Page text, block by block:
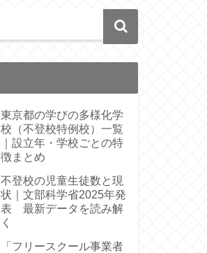
東京都の学びの多様化学
校（不登校特例校）一覧
｜設立年・学校ごとの特
徴まとめ
不登校の児童生徒数と現
状｜文部科学省2025年発
表 最新データを読み解
く
「フリースクール事業者